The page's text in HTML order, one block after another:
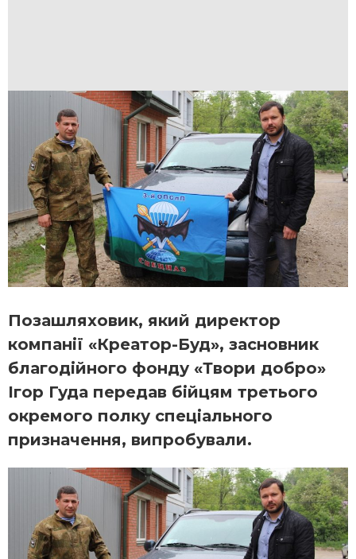
Позашляховик, який директор
компанії «Креатор-Буд», засновник
благодійного фонду «Твори добро»
Ігор Гуда передав бійцям третього
окремого полку спеціального
призначення, випробували.